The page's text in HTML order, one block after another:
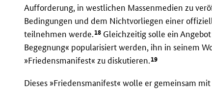
Aufforderung, in westlichen Massenmedien zu
Bedingungen und dem Nichtvorliegen einer
teilnehmen werde.18 Gleichzeitig solle ein
Begegnung« popularisiert werden, ihn in seinem
»Friedensmanifest« zu diskutieren.19
Dieses »Friedensmanifest« wolle er gemeinsam